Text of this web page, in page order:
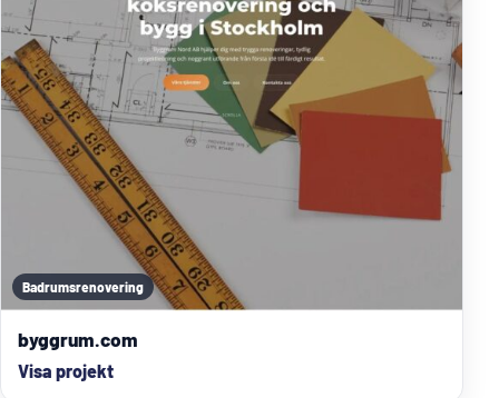
Badrumsrenovering
byggrum.com
Visa projekt